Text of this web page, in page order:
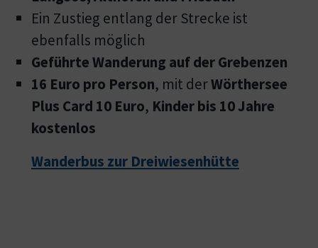
Ein Zustieg entlang der Strecke ist
ebenfalls möglich
Geführte Wanderung auf der Grebenzen
16 Euro pro Person, mit derWörthersee
Plus Card 10 Euro, Kinder bis 10 Jahre
kostenlos
Wanderbus zur Dreiwiesenhütte